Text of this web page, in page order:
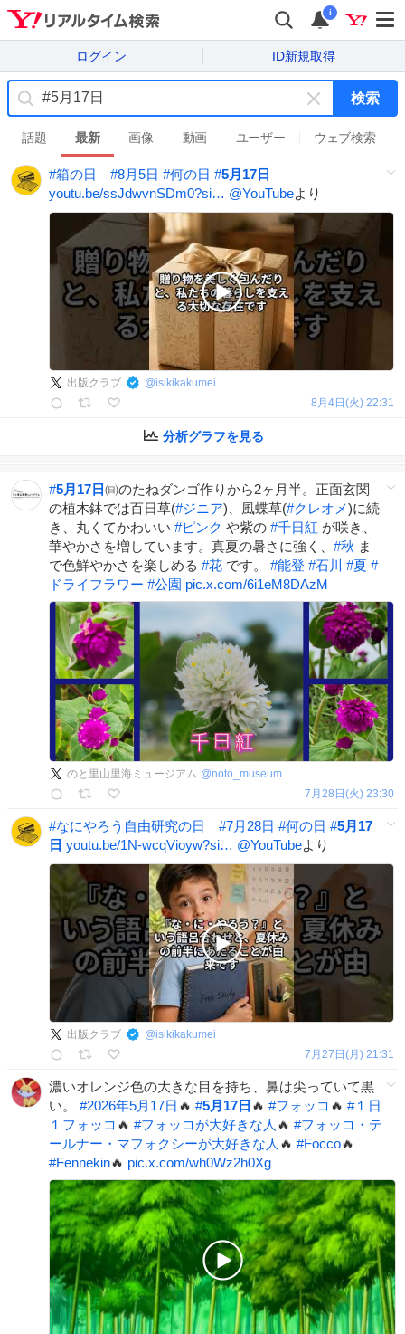
i
ログイン ID新規取得
キ
ー
ワ
ド
を
消
す
検索
話題 最新 画像 動画 ユーザー ウェブ検索
#箱の日 #8月5日 #何の日 #5月17日
youtu.be/ssJdwvnSDm0?si… @YouTubeより
出版クラブ @isikikakumei
8月4日(火) 22:31
分析グラフを見る
#5月17日㈰のたねダンゴ作りから2ヶ月半。正面玄関
の植木鉢では百日草(#ジニア)、風蝶草(#クレオメ)に続
き、丸くてかわいい #ピンク や紫の #千日紅 が咲き、
華やかさを増しています。真夏の暑さに強く、 #秋 ま
で色鮮やかさを楽しめる #花 です。 #能登 #石川 #夏 #
ドライフラワー #公園 pic.x.com/6i1eM8DAzM
のと里山里海ミュージアム @noto_museum
7月28日(火) 23:30
#なにやろう自由研究の日 #7月28日 #何の日 #5月17
日 youtu.be/1N-wcqVioyw?si… @YouTubeより
出版クラブ @isikikakumei
7月27日(月) 21:31
濃いオレンジ色の大きな目を持ち、鼻は尖っていて黒
い。 #2026年5月17日 🔥 #5月17日 🔥 #フォッコ 🔥 #１日
１フォッコ 🔥 #フォッコが大好きな人 🔥 #フォッコ・テ
ールナー・マフォクシーが大好きな人 🔥 #Focco🔥
#Fennekin🔥 pic.x.com/wh0Wz2h0Xg